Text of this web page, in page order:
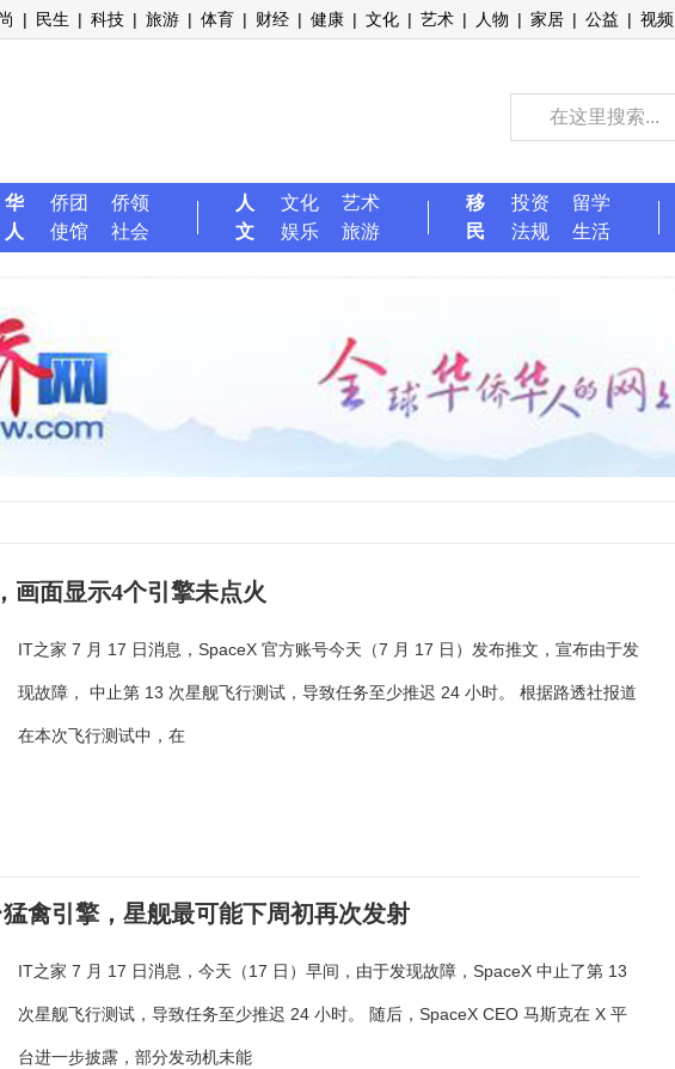
| 民生 | 科技 | 旅游 | 体育 | 财经 | 健康 | 文化 | 艺术 | 人物 | 家居 | 公益 | 视频
华
人
侨团
侨领
使馆
社会
人
文
文化
艺术
娱乐
旅游
移
民
投资
留学
法规
生活
画面显示4个引擎未点火
IT之家 7 月 17 日消息，SpaceX 官方账号今天（7 月 17 日）发布推文，宣布由于发
现故障， 中止第 13 次星舰飞行测试，导致任务至少推迟 24 小时。 根据路透社报道
在本次飞行测试中，在
禽引擎，星舰最可能下周初再次发射
IT之家 7 月 17 日消息，今天（17 日）早间，由于发现故障，SpaceX 中止了第 13
次星舰飞行测试，导致任务至少推迟 24 小时。 随后，SpaceX CEO 马斯克在 X 平
台进一步披露，部分发动机未能